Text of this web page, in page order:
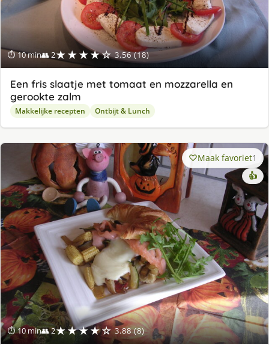
⏱ 10 min👥 2★★★★☆ 3.56 (18)
Een fris slaatje met tomaat en mozzarella en
gerookte zalm
Makkelijke recepten Ontbijt & Lunch
⏱ 10 min👥 2★★★★☆ 3.88 (8)
Maak favoriet1
👍